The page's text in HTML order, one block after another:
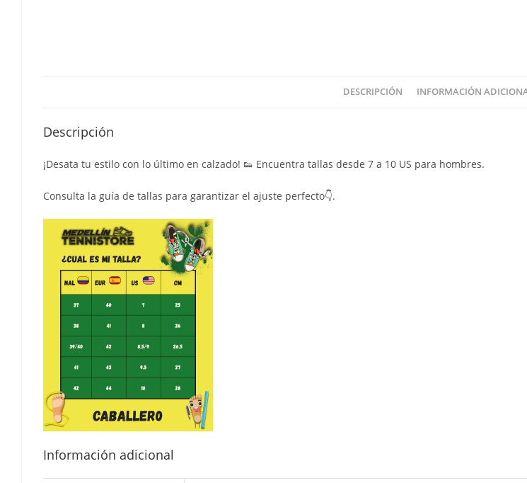
DESCRIPCIÓN INFORMACIÓN
Descripción
¡Desata tu estilo con lo último en calzado! 👟 Encuentra tallas desde 7 a 10 US para hombres.
Consulta la guía de tallas para garantizar el ajuste perfecto👇.
Información adicional